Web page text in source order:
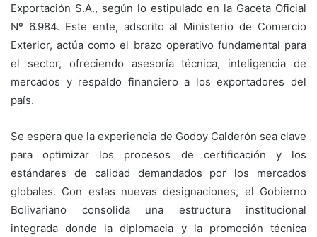
Exportación S.A., según lo estipulado en la Gaceta Oficial
Nº 6.984. Este ente, adscrito al Ministerio de Comercio
Exterior, actúa como el brazo operativo fundamental para
el sector, ofreciendo asesoría técnica, inteligencia de
mercados y respaldo financiero a los exportadores del
país.
Se espera que la experiencia de Godoy Calderón sea clave
para optimizar los procesos de certificación y los
estándares de calidad demandados por los mercados
globales. Con estas nuevas designaciones, el Gobierno
Bolivariano consolida una estructura institucional
integrada donde la diplomacia y la promoción técnica